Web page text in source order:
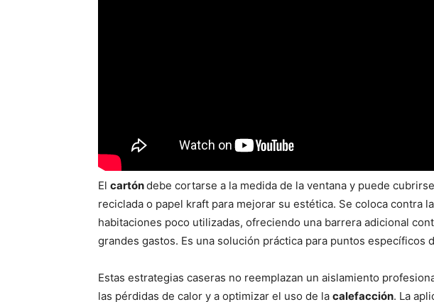
El cartóndebe cortarse a la medida de la ventana y puede
reciclada o papel kraft para mejorar su estética. Se coloca contra
habitaciones poco utilizadas, ofreciendo una barrera adicional
grandes gastos. Es una solución práctica para puntos específicos
Estas estrategias caseras no reemplazan un aislamiento
las pérdidas de calor y a optimizar el uso de la calefacción. La